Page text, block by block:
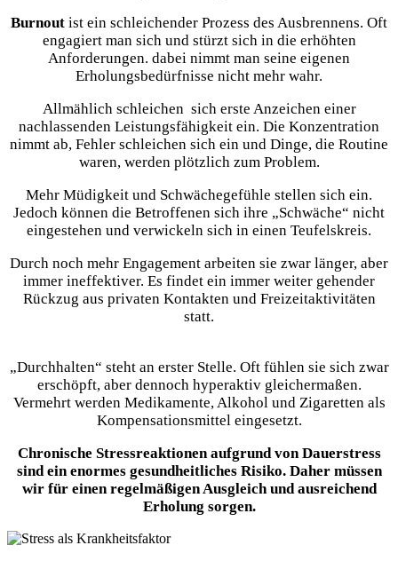
Burnout ist ein schleichender Prozess des Ausbrennens. Oft
engagiert man sich und stürzt sich in die erhöhten
Anforderungen. dabei nimmt man seine eigenen
Erholungsbedürfnisse nicht mehr wahr.
Allmählich schleichen sich erste Anzeichen einer
nachlassenden Leistungsfähigkeit ein. Die Konzentration
nimmt ab, Fehler schleichen sich ein und Dinge, die Routine
waren, werden plötzlich zum Problem.
Mehr Müdigkeit und Schwächegefühle stellen sich ein.
Jedoch können die Betroffenen sich ihre „Schwäche“ nicht
eingestehen und verwickeln sich in einen Teufelskreis.
Durch noch mehr Engagement arbeiten sie zwar länger, aber
immer ineffektiver. Es findet ein immer weiter gehender
Rückzug aus privaten Kontakten und Freizeitaktivitäten
statt.
„Durchhalten“ steht an erster Stelle. Oft fühlen sie sich zwar
erschöpft, aber dennoch hyperaktiv gleichermaßen.
Vermehrt werden Medikamente, Alkohol und Zigaretten als
Kompensationsmittel eingesetzt.
Chronische Stressreaktionen aufgrund von Dauerstress
sind ein enormes gesundheitliches Risiko. Daher müssen
wir für einen regelmäßigen Ausgleich und ausreichend
Erholung sorgen.